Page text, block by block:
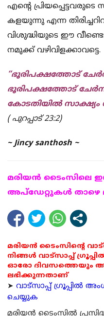
എൻ്റെ
കളയുന്നു എന്ന
വിശുദ്ധിയുടെ ഈ
നമുക്ക് വഴിവിളക്കാവട്ടെ.
“ഭൂരിപക്ഷത്തോട്
ഭൂരിപക്ഷത്തോട്
കോടതിയിൽ
( പുറപ്പാട് 23:2)
~ Jincy santhosh ~
മരിയന്‍ ടൈംസിലെ
അപ്ഡേറ്റുകള്‍ താഴെ
മരിയൻ ടൈംസിന്റെ
നിങ്ങൾ വാട്സാപ്പ്
ഓരോ ദിവസത്തെയും
ലഭിക്കുന്നതാണ്
➤ വാട്സാപ്പ് ഗ്രൂപ്പിൽ
ചെയ്യുക
മരിയന്‍ ടൈംസില്‍